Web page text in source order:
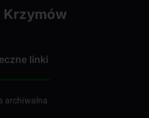
Krzymów
linki
archiwalna